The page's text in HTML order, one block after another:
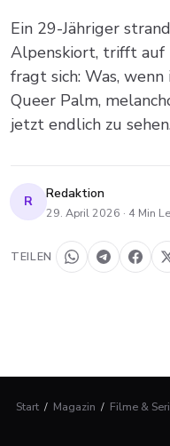
Ein 29-Jähriger
Alpenskiort, trifft auf
fragt sich: Was, wenn
Queer Palm,
jetzt endlich zu
R Redaktion
29. April 2026 · 4 Min
TEILEN
Start / Magazin / Filme &